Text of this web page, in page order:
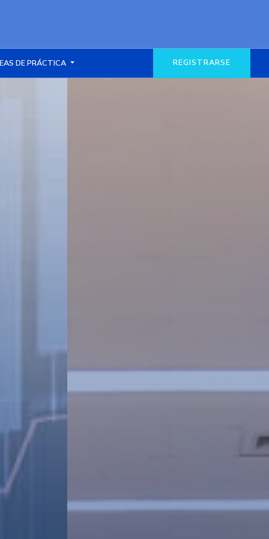
DE PRÁCTICA REGISTRARSE